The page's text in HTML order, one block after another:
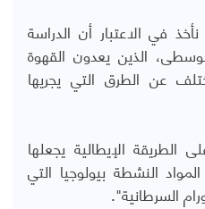
في الاعتبار أن الدراسة
الذين يعدون القهوة
عن الطرق التي يجريها
الطريقة الإيطالية يجعلها
النشطة بيولوجيا التي
السرطانية".